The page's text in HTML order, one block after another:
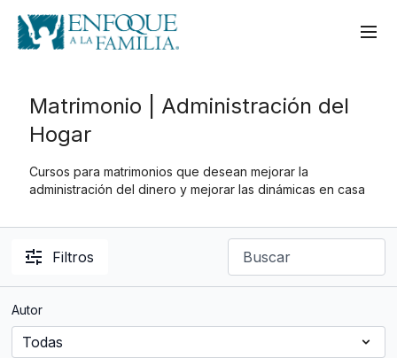
Matrimonio | Administración del
Hogar
Cursos para matrimonios que desean mejorar la
administración del dinero y mejorar las dinámicas en casa
Filtros
Autor